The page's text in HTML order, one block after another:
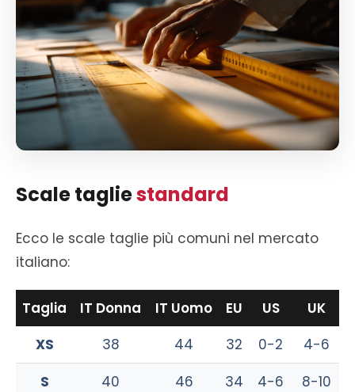
Scale tagliestandard
Ecco le scale taglie più comuni nel mercato
italiano:
Taglia IT Donna IT Uomo EU US
UK
XS
38 44 32 0-2
4-6
S
40 46 34 4-6
8-10